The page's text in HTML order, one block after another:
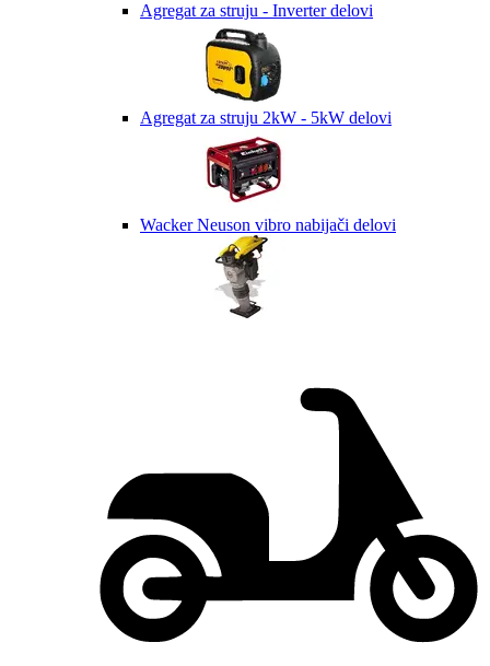
Agregat za struju - Inverter delovi
Agregat za struju 2kW - 5kW delovi
Wacker Neuson vibro nabijači delovi